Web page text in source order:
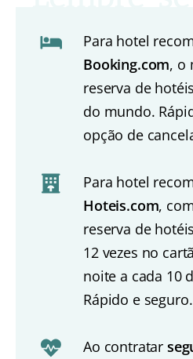
Para hotel
Booking.com, o
reserva de
do mundo.
opção de
Para hotel
Hoteis.com,
reserva de
12 vezes no
noite a cada 10
Rápido e seguro.
Ao contratar